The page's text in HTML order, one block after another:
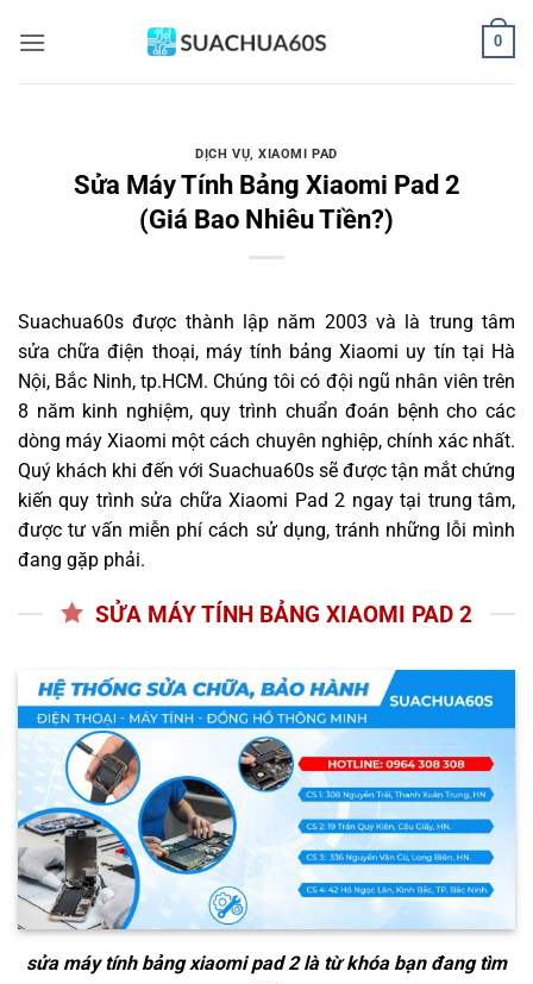
qua
0
DỊCH VỤ,XIAOMI PAD
Sửa Máy Tính Bảng Xiaomi Pad 2
(Giá Bao Nhiêu Tiền?)
Suachua60s được thành lập năm 2003 và là trung tâm
sửa chữa điện thoại, máy tính bảng Xiaomi uy tín tại Hà
Nội, Bắc Ninh, tp.HCM. Chúng tôi có đội ngũ nhân viên trên
8 năm kinh nghiệm, quy trình chuẩn đoán bệnh cho các
dòng máy Xiaomi một cách chuyên nghiệp, chính xác nhất.
Quý khách khi đến với Suachua60s sẽ được tận mắt chứng
kiến quy trình sửa chữa Xiaomi Pad 2 ngay tại trung tâm,
được tư vấn miễn phí cách sử dụng, tránh những lỗi mình
đang gặp phải.
SỬA MÁY TÍNH BẢNG XIAOMI PAD 2
sửa máy tính bảng xiaomi pad 2là từ khóa bạn đang tìm